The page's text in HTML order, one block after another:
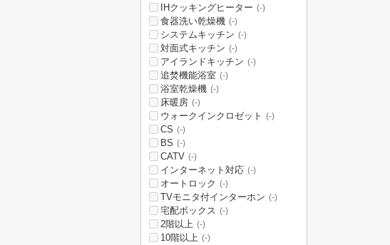
IHクッキングヒーター (-)
食器洗い乾燥機 (-)
システムキッチン (-)
対面式キッチン (-)
アイランドキッチン (-)
追焚機能浴室 (-)
浴室乾燥機 (-)
床暖房 (-)
ウォークインクロゼット (-)
CS (-)
BS (-)
CATV (-)
インターネット対応 (-)
オートロック (-)
TVモニタ付インターホン (-)
宅配ボックス (-)
2階以上 (-)
10階以上 (-)